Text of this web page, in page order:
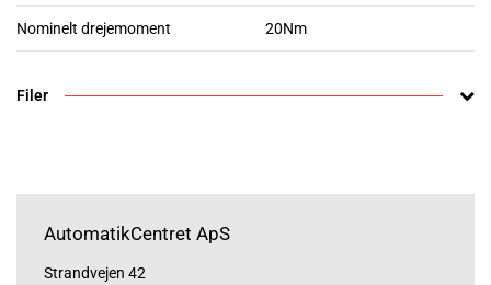
Nominelt drejemoment 20Nm
Filer
AutomatikCentret ApS
Strandvejen 42